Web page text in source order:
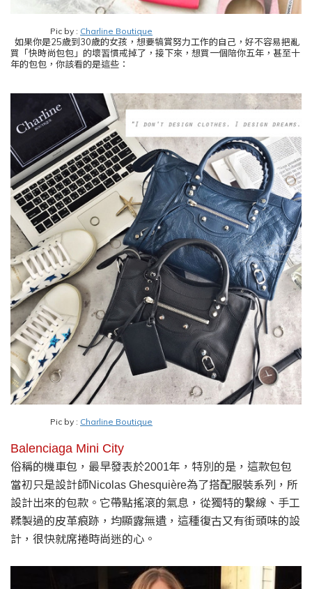
Pic by : Charline Boutique
如果你是25歲到 30歲的女孩，想要犒賞努力工作的自己，好不容易把亂
買
「快時尚包包 」 的壞習慣戒掉了，接下來，想買一個陪你五年，甚至十
年的包包，你該看的是這些：
Pic by : Charline Boutique
Balenciaga Mini City
俗稱的機車包，最早發表於2001年，特別的是，這款包包
當初只是設計師Nicolas Ghesquière為了搭配服裝系列，所
設計出來的包款。它帶點搖滾的氣息，從獨特的繫線、手工
鞣製過的皮革痕跡，均顯露無遺，這種復古又有街頭味的設
計，很快就席捲時尚迷的心。